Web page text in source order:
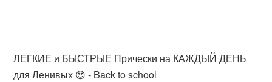
ЛЕГКИЕ и БЫСТРЫЕ Прически на КАЖДЫЙ ДЕНЬ
для Ленивых 😍 - Back to school